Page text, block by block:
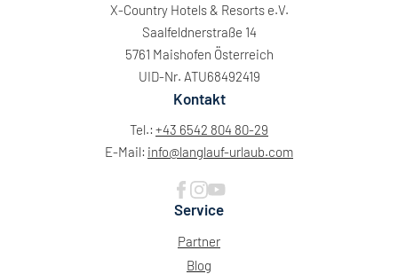
X-Country Hotels & Resorts e.V.
Saalfeldnerstraße 14
5761 Maishofen Österreich
UID-Nr. ATU68492419
Kontakt
Tel.: +43 6542 804 80-29
E-Mail: info@langlauf-urlaub.com
Service
Partner
Blog